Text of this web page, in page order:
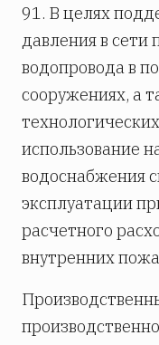
91. В целях
давления в сети
водопровода в
сооружениях, а
использование
водоснабжения
эксплуатации
расчетного
внутренних